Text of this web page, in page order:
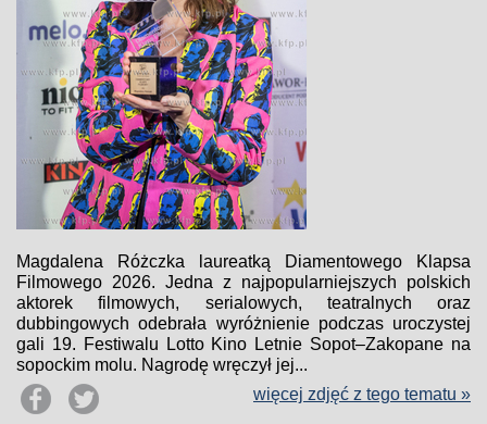
Magdalena Różczka laureatką Diamentowego Klapsa
Filmowego 2026. Jedna z najpopularniejszych polskich
aktorek filmowych, serialowych, teatralnych oraz
dubbingowych odebrała wyróżnienie podczas uroczystej
gali 19. Festiwalu Lotto Kino Letnie Sopot–Zakopane na
sopockim molu. Nagrodę wręczył jej...
więcej zdjęć z tego tematu »